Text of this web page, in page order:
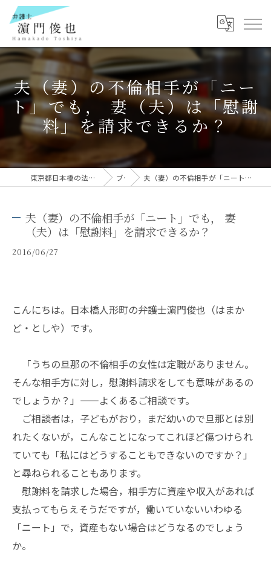
夫（妻）の不倫相手が「ニー
ト」でも， 妻（夫）は「慰謝
料」を請求できるか？
東京都日本橋の法律事務所なら弁護士 濵門俊也 ブログ 夫（妻）の不倫相手が「ニート」でも， 妻（夫）は「慰謝料」を請求できるか？
夫（妻）の不倫相手が「ニート」でも， 妻
（夫）は「慰謝料」を請求できるか？
2016/06/27
こんにちは。日本橋人形町の弁護士濵門俊也（はまか
ど・としや）です。
「うちの旦那の不倫相手の女性は定職がありません。
そんな相手方に対し，慰謝料請求をしても意味があるの
でしょうか？」——よくあるご相談です。
ご相談者は，子どもがおり，まだ幼いので旦那とは別
れたくないが，こんなことになってこれほど傷つけられ
ていても「私にはどうすることもできないのですか？」
と尋ねられることもあります。
慰謝料を請求した場合，相手方に資産や収入があれば
支払ってもらえそうだですが，働いていないいわゆる
「ニート」で，資産もない場合はどうなるのでしょう
か。